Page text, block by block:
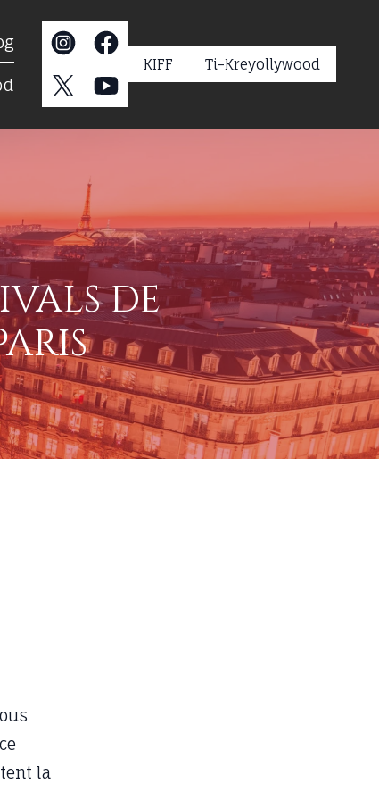
KIFF Ti-Kreyollywood
de
la